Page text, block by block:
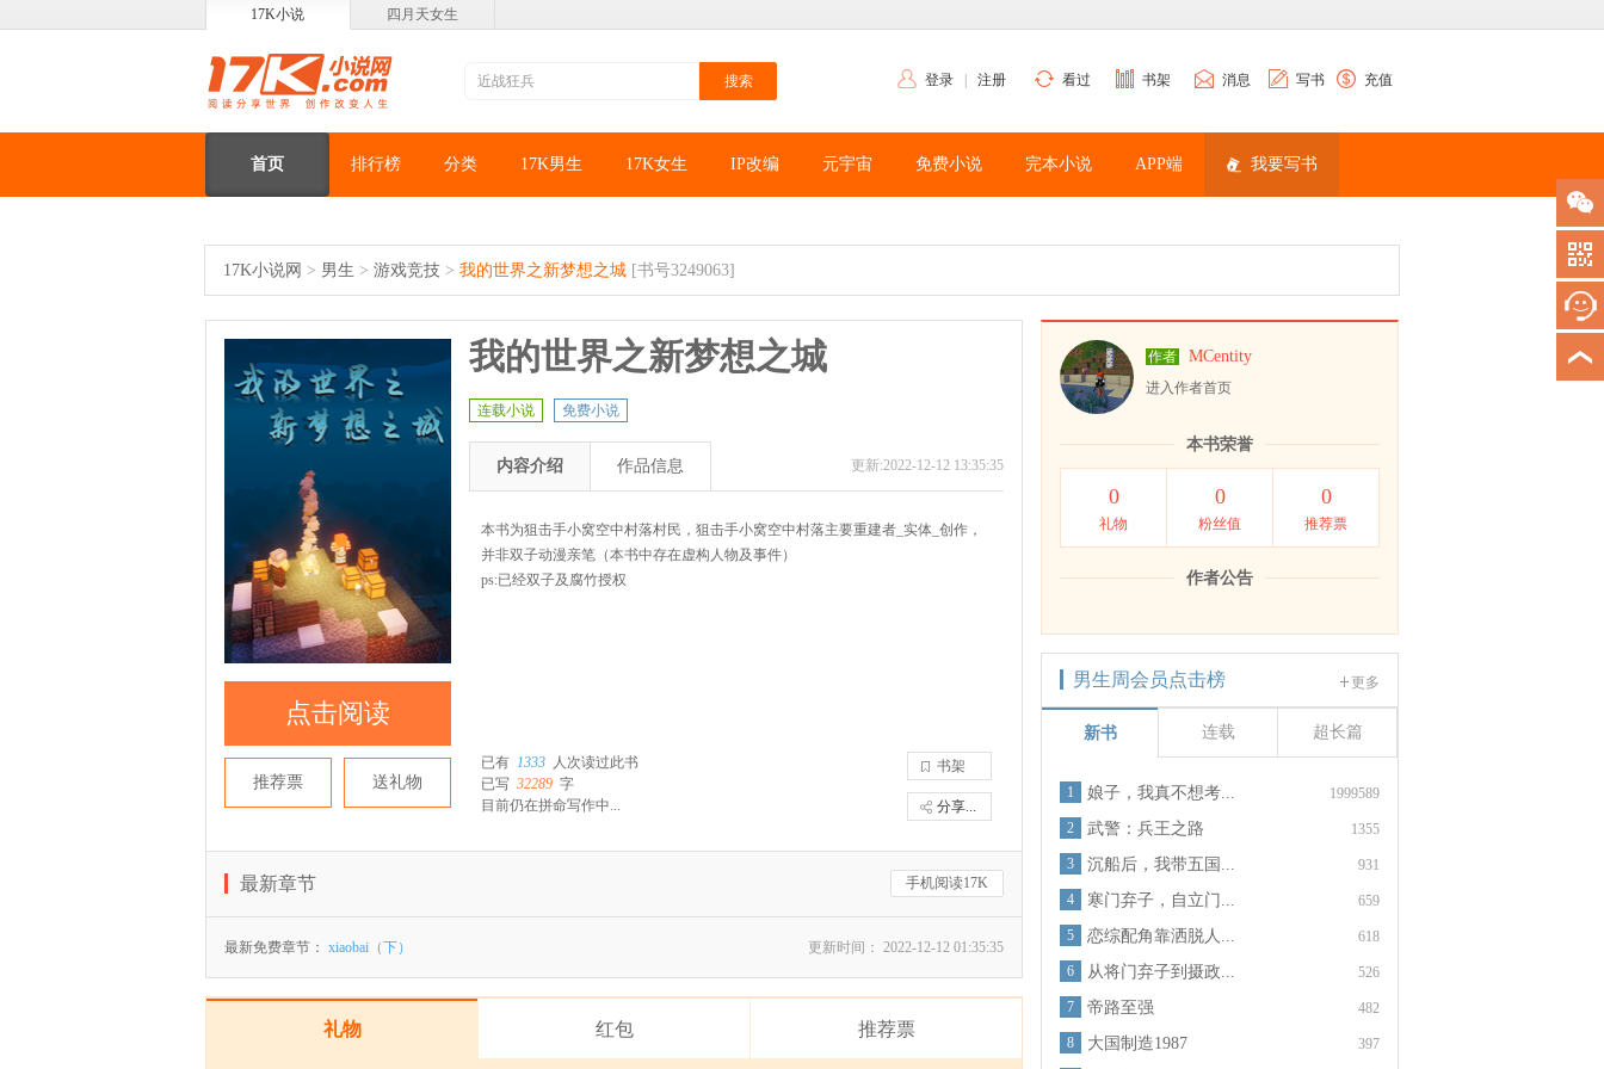
17K小说 四月天女生
登录 注册 看过 书架 消息 写书 充值
首页 排行榜 分类 17K男生 17K女生 IP改编 元宇宙 免费小说 完本小说 APP端 我要写书
17K小说网 > 男生 > 游戏竞技 > 我的世界之新梦想之城 [书号3249063]
点击阅读
推荐票 送礼物
我的世界之新梦想之城
连载小说 免费小说
更新:2022-12-12 13:35:35
内容介绍 作品信息
本书为狙击手小窝空中村落村民，狙击手小窝空中村落主要重建者_实体_创作，
并非双子动漫亲笔（本书中存在虚构人物及事件）
ps:已经双子及腐竹授权
书架
分享...
已有 1333 人次读过此书
已写 32289 字
目前仍在拼命写作中...
手机阅读17K
最新章节
更新时间： 2022-12-12 01:35:35
最新免费章节： xiaobai（下）
礼物 红包 推荐票
作者 MCentity
进入作者首页
本书荣誉
0
礼物
0
粉丝值
0
推荐票
作者公告
更多
男生周会员点击榜
新书 连载 超长篇
1999589
1 娘子，我真不想考...
1355
2 武警：兵王之路
931
3 沉船后，我带五国...
659
4 寒门弃子，自立门...
618
5 恋综配角靠洒脱人...
526
6 从将门弃子到摄政...
482
7 帝路至强
397
8 大国制造1987